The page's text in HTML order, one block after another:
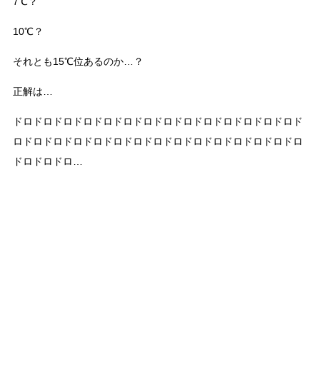
10℃？
それとも15℃位あるのか…？
正解は…
ドロドロドロドロドロドロドロドロドロドロドロドロドロドロド
ロドロドロドロドロドロドロドロドロドロドロドロドロドロドロ
ドロドロドロ…